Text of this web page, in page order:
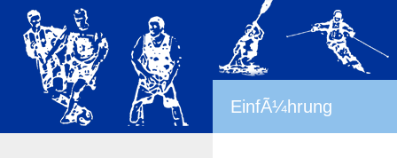
EinfÃ¼hrung